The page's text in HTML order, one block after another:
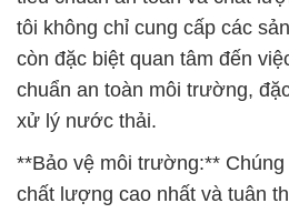
tôi không chỉ cung cấp các
còn đặc biệt quan tâm đến
chuẩn an toàn môi trường,
xử lý nước thải.
**Bảo vệ môi trường:**
chất lượng cao nhất và tuân